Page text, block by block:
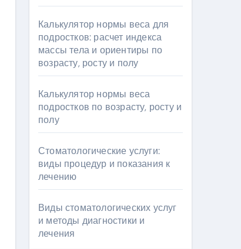
Калькулятор нормы веса для
подростков: расчет индекса
массы тела и ориентиры по
возрасту, росту и полу
Калькулятор нормы веса
подростков по возрасту, росту и
полу
Стоматологические услуги:
виды процедур и показания к
лечению
Виды стоматологических услуг
и методы диагностики и
лечения